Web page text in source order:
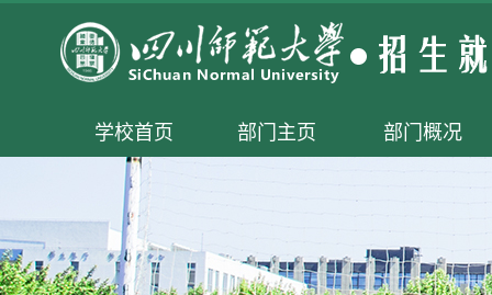
学校首页 部门主页 部门概况